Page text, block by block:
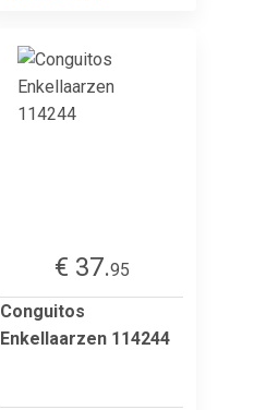
€ 37.95
Conguitos
Enkellaarzen 114244